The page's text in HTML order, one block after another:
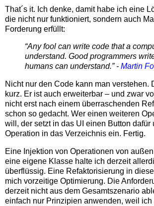
That´s it. Ich denke, damit habe ich eine
die nicht nur funktioniert, sondern auch
Forderung erfüllt:
“Any fool can write code that a
understand. Good programmers
humans can understand.” - Martin
Nicht nur den Code kann man verstehen.
kurz. Er ist auch erweiterbar – und zwar
nicht erst nach einem überraschenden
schon so gedacht. Wer einen weiteren
will, der setzt in das UI einen Button dafür
Operation in das Verzeichnis ein. Fertig.
Eine Injektion von Operationen von
eine eigene Klasse halte ich derzeit
überflüssig. Eine Refaktorisierung in
mich vorzeitige Optimierung. Die
derzeit nicht aus dem Gesamtszenario
einfach nur Prinzipien anwenden, weil ich